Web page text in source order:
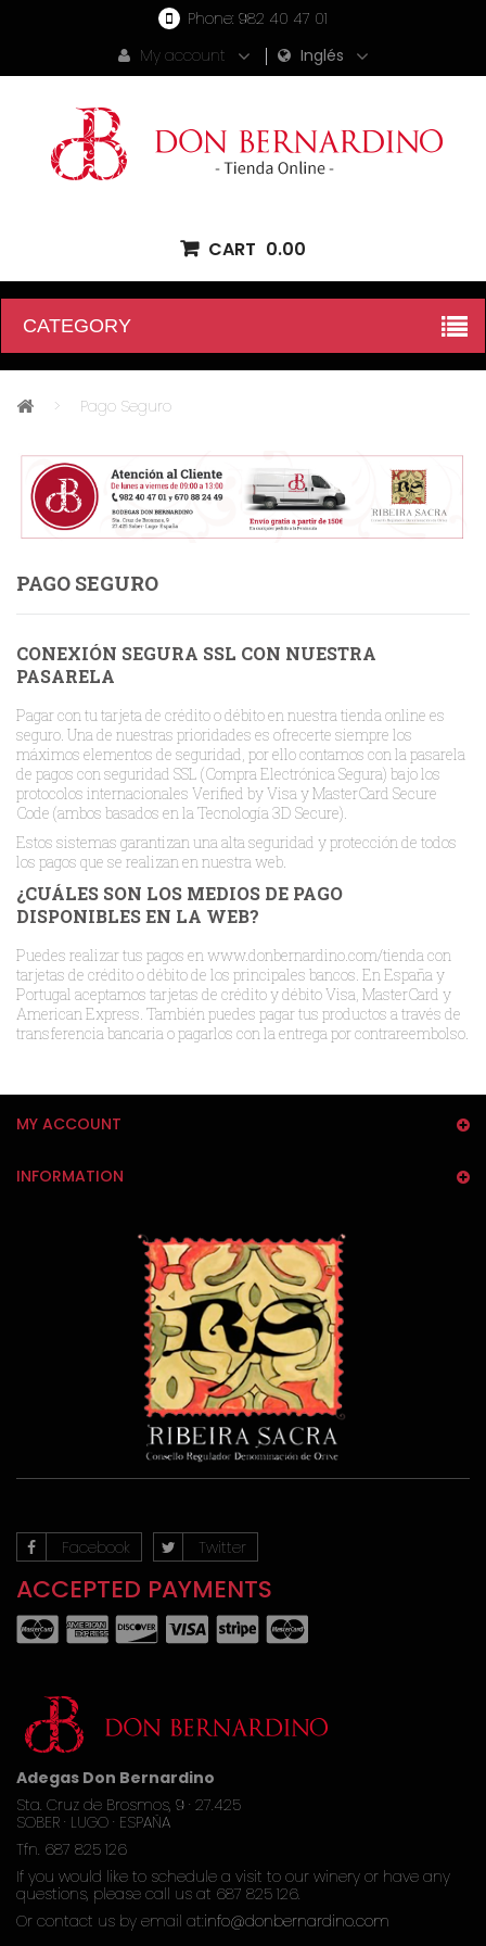
Phone: 982 40 47 01
My account
Inglés
CART 0.00
CATEGORY
> Pago Seguro
PAGO SEGURO
CONEXIÓN SEGURA SSL CON NUESTRA
PASARELA
Pagar con tu tarjeta de crédito o débito en nuestra tienda online es
seguro. Una de nuestras prioridades es ofrecerte siempre los
máximos elementos de seguridad, por ello contamos con la pasarela
de pagos con seguridad SSL (Compra Electrónica Segura) bajo los
protocolos internacionales Verified by Visa y MasterCard Secure
Code (ambos basados en la Tecnología 3D Secure).
Estos sistemas garantizan una alta seguridad y protección de todos
los pagos que se realizan en nuestra web.
¿CUÁLES SON LOS MEDIOS DE PAGO
DISPONIBLES EN LA WEB?
Puedes realizar tus pagos en www.donbernardino.com/tienda con
tarjetas de crédito o débito de los principales bancos. En España y
Portugal aceptamos tarjetas de crédito y débito Visa, MasterCard y
American Express. También puedes pagar tus productos a través de
transferencia bancaria o pagarlos con la entrega por contrareembolso.
MY ACCOUNT
INFORMATION
Facebook Twitter
ACCEPTED PAYMENTS
Adegas Don Bernardino
Sta. Cruz de Brosmos, 9 · 27.425
SOBER · LUGO · ESPAÑA
Tfn. 687 825 126
If you would like to schedule a visit to our winery or have any
questions, please call us at 687 825 126.
Or contact us by email at:info@donbernardino.com